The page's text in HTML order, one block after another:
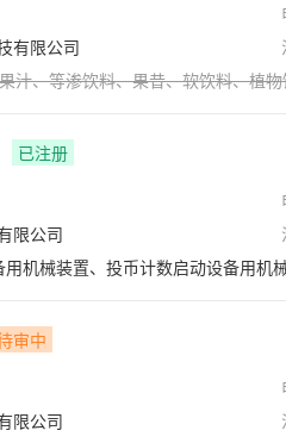
有限公司
果汁、等渗饮料、果昔、软饮料、植
已注册
限公司
机械装置、投币计数启动设备用机
审中
限公司